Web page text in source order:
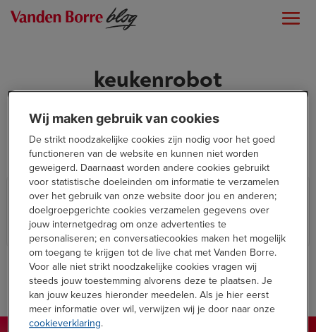
keukenrobot
Voor jou getest: de KitchenAid
5KSM175PSECA
Thuis
, In de keuken
, Thuis
Wij maken gebruik van cookies
De strikt noodzakelijke cookies zijn nodig voor het goed
functioneren van de website en kunnen niet worden
geweigerd. Daarnaast worden andere cookies gebruikt
voor statistische doeleinden om informatie te verzamelen
over het gebruik van onze website door jou en anderen;
doelgroepgerichte cookies verzamelen gegevens over
jouw internetgedrag om onze advertenties te
personaliseren; en conversatiecookies maken het mogelijk
om toegang te krijgen tot de live chat met Vanden Borre.
Voor alle niet strikt noodzakelijke cookies vragen wij
steeds jouw toestemming alvorens deze te plaatsen. Je
kan jouw keuzes hieronder meedelen. Als je hier eerst
meer informatie over wil, verwijzen wij je door naar onze
cookieverklaring.